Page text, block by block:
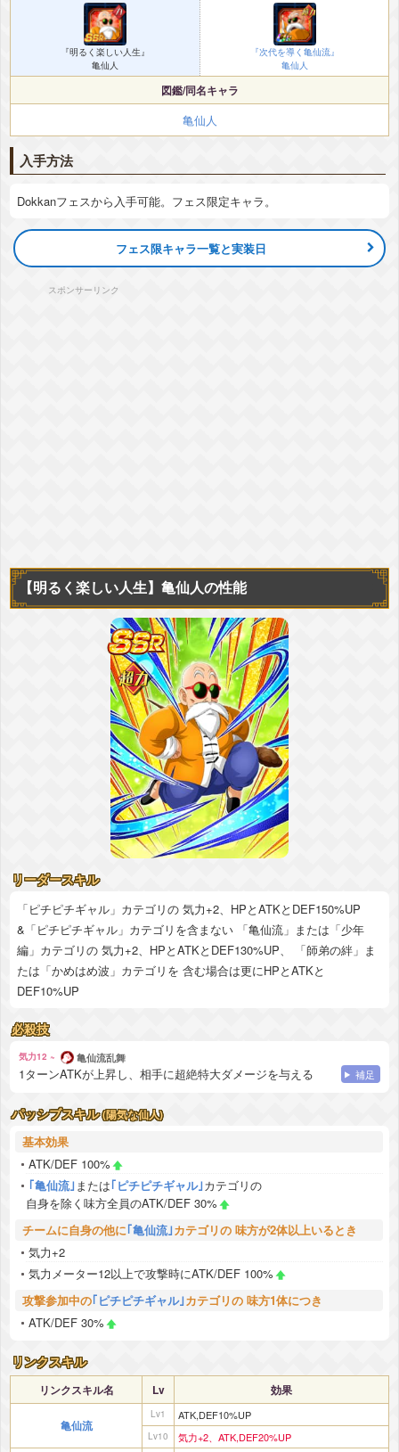
『明るく楽しい人生』
亀仙人
『次代を導く亀仙流』
亀仙人
図鑑/同名キャラ
亀仙人
入手方法
Dokkanフェスから入手可能。フェス限定キャラ。
フェス限キャラ一覧と実装日
スポンサーリンク
【明るく楽しい人生】 亀仙人の性能
リーダースキル
「ピチピチギャル」カテゴリの 気力+2、HPとATKとDEF150%UP
&「ピチピチギャル」カテゴリを含まない 「亀仙流」または「少年
編」カテゴリの 気力+2、HPとATKとDEF130%UP、 「師弟の絆」ま
たは「かめはめ波」カテゴリを 含む場合は更にHPとATKと
DEF10%UP
必殺技
気力12 ~ 亀仙流乱舞
1ターンATKが上昇し、相手に超絶特大ダメージを与える 補足
パッシブスキル (陽気な仙人)
基本効果
ATK/DEF 100%
｢亀仙流｣ または｢ピチピチギャル｣カテゴリの
自身を除く味方全員のATK/DEF 30%
チームに自身の他に｢亀仙流｣カテゴリの 味方が2体以上いるとき
気力+2
気力メーター12以上で攻撃時にATK/DEF 100%
攻撃参加中の｢ピチピチギャル｣カテゴリの 味方1体につき
ATK/DEF 30%
リンクスキル
リンクスキル名 Lv 効果
亀仙流
Lv1 ATK,DEF10%UP
Lv10 気力+2、ATK,DEF20%UP